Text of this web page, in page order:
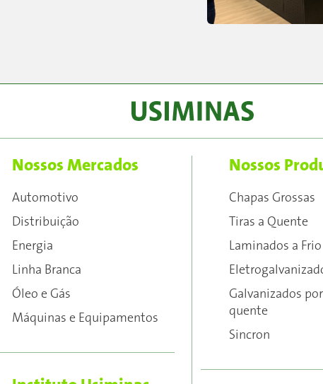
Nossos Mercados
Automotivo
Distribuição
Energia
Linha Branca
Óleo e Gás
Máquinas e Equipamentos
Nossos
Chapas Grossas
Tiras a Quente
Laminados a Frio
Galvanizados
quente
Sincron